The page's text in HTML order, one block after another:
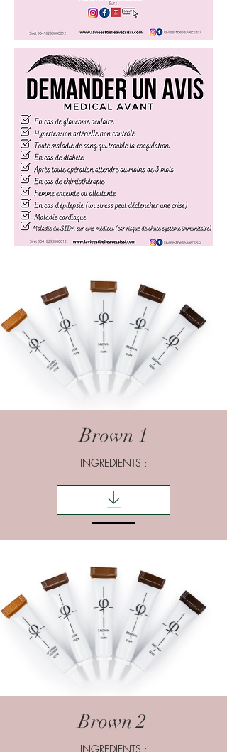
Brown 1
INGREDIENTS :
Brown 2
INGREDIENTS :